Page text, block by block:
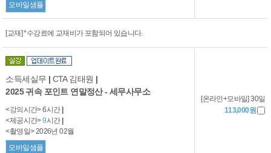
모바일샘플
[교재] *수강료에 교재비가 포함되어 있습니다.
소득세실무 | CTA 김태원 |
2025 귀속 포인트 연말정산 - 세무사무소
<강의시간> 6시간
<제공시간>9시간
<촬영일> 2026년 02월
모바일샘플
[온라인+모바일] 30일
113,000원